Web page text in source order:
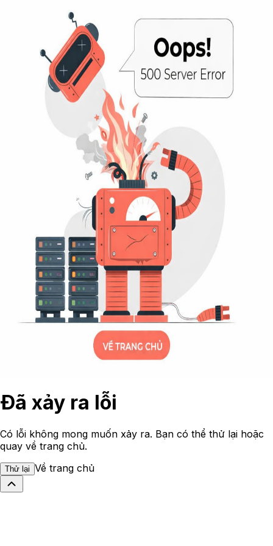
Đã xảy ra lỗi
Có lỗi không mong muốn xảy ra. Bạn có thể thử lại hoặc
quay về trang chủ.
Thử lại Về trang chủ